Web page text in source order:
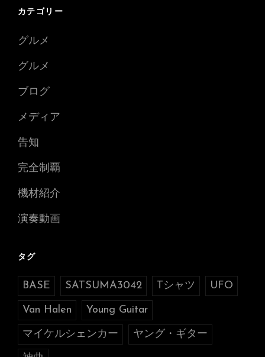
カテゴリー
グルメ
グルメ
ブログ
メディア
告知
完全制覇
機材紹介
演奏動画
タグ
BASE SATSUMA3042 Tシャツ UFO
Van Halen Young Guitar
マイケルシェンカー ヤング・ギター